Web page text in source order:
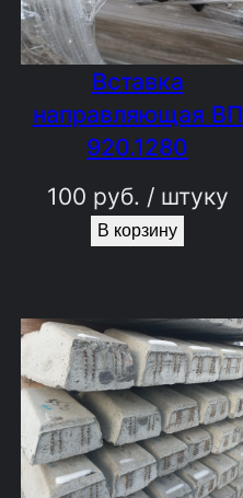
Вставка
направляющая ВП
920.1280
100 руб. / штуку
В корзину